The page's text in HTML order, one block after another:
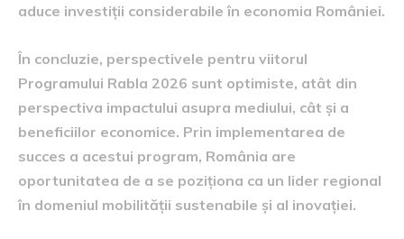
aduce investiții considerabile în economia României.
În concluzie, perspectivele pentru viitorul
Programului Rabla 2026 sunt optimiste, atât din
perspectiva impactului asupra mediului, cât și a
beneficiilor economice. Prin implementarea de
succes a acestui program, România are
oportunitatea de a se poziționa ca un lider regional
în domeniul mobilității sustenabile și al inovației.